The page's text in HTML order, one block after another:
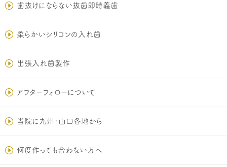
歯抜けにならない抜歯即時義歯
柔らかいシリコンの入れ歯
出張入れ歯製作
アフターフォローについて
当院に九州･山口各地から
何度作っても合わない方へ